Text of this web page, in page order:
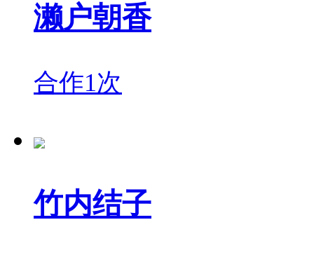
濑户朝香
合作1次
竹内结子